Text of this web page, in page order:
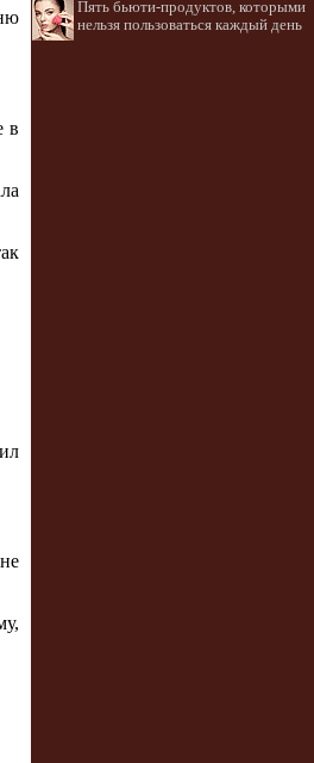
в
Пять бьюти-продуктов, которыми
нельзя пользоваться каждый день